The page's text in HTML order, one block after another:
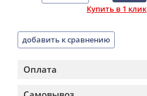
Купить в 1 клик
добавить к сравнению
Оплата